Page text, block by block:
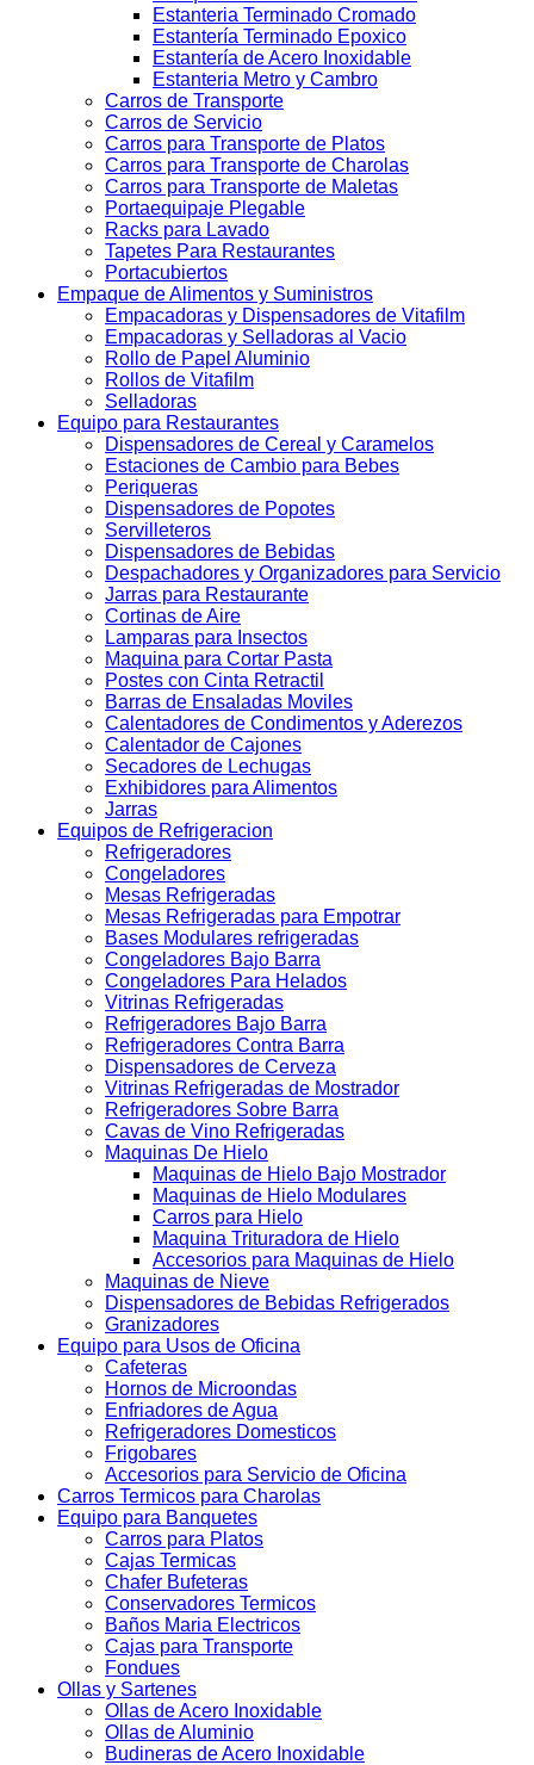
Estanteria Terminado Cromado
Estantería Terminado Epoxico
Estantería de Acero Inoxidable
Estanteria Metro y Cambro
Carros de Transporte
Carros de Servicio
Carros para Transporte de Platos
Carros para Transporte de Charolas
Carros para Transporte de Maletas
Portaequipaje Plegable
Racks para Lavado
Tapetes Para Restaurantes
Portacubiertos
Empaque de Alimentos y Suministros
Empacadoras y Dispensadores de Vitafilm
Empacadoras y Selladoras al Vacio
Rollo de Papel Aluminio
Rollos de Vitafilm
Selladoras
Equipo para Restaurantes
Dispensadores de Cereal y Caramelos
Estaciones de Cambio para Bebes
Periqueras
Dispensadores de Popotes
Servilleteros
Dispensadores de Bebidas
Despachadores y Organizadores para Servicio
Jarras para Restaurante
Cortinas de Aire
Lamparas para Insectos
Maquina para Cortar Pasta
Postes con Cinta Retractil
Barras de Ensaladas Moviles
Calentadores de Condimentos y Aderezos
Calentador de Cajones
Secadores de Lechugas
Exhibidores para Alimentos
Jarras
Equipos de Refrigeracion
Refrigeradores
Congeladores
Mesas Refrigeradas
Mesas Refrigeradas para Empotrar
Bases Modulares refrigeradas
Congeladores Bajo Barra
Congeladores Para Helados
Vitrinas Refrigeradas
Refrigeradores Bajo Barra
Refrigeradores Contra Barra
Dispensadores de Cerveza
Vitrinas Refrigeradas de Mostrador
Refrigeradores Sobre Barra
Cavas de Vino Refrigeradas
Maquinas De Hielo
Maquinas de Hielo Bajo Mostrador
Maquinas de Hielo Modulares
Carros para Hielo
Maquina Trituradora de Hielo
Accesorios para Maquinas de Hielo
Maquinas de Nieve
Dispensadores de Bebidas Refrigerados
Granizadores
Equipo para Usos de Oficina
Cafeteras
Hornos de Microondas
Enfriadores de Agua
Refrigeradores Domesticos
Frigobares
Accesorios para Servicio de Oficina
Carros Termicos para Charolas
Equipo para Banquetes
Carros para Platos
Cajas Termicas
Chafer Bufeteras
Conservadores Termicos
Baños Maria Electricos
Cajas para Transporte
Fondues
Ollas y Sartenes
Ollas de Acero Inoxidable
Ollas de Aluminio
Budineras de Acero Inoxidable